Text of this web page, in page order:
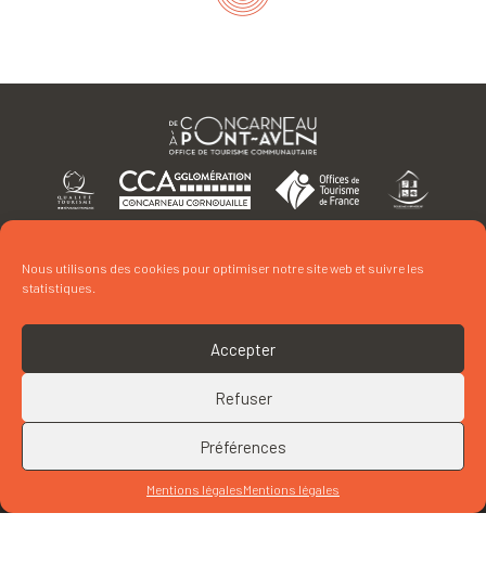
Nous utilisons des cookies pour optimiser notre site web et suivre les
statistiques.
Accepter
Refuser
Préférences
Mentions légalesMentions légales
ÉCRIVEZ À L'OFFICE